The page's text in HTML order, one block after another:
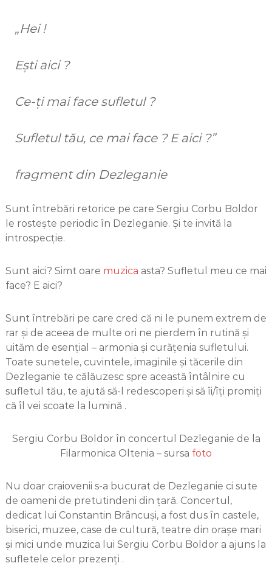
„Hei !
Ești aici ?
Ce-ți mai face sufletul ?
Sufletul tău, ce mai face ? E aici ?”
fragment din Dezleganie
Sunt întrebări retorice pe care Sergiu Corbu Boldor
le rostește periodic în Dezleganie. Și te invită la
introspecție.
Sunt aici? Simt oare muzica asta? Sufletul meu ce mai
face? E aici?
Sunt întrebări pe care cred că ni le punem extrem de
rar și de aceea de multe ori ne pierdem în rutină și
uităm de esențial – armonia și curățenia sufletului.
Toate sunetele, cuvintele, imaginile și tăcerile din
Dezleganie te călăuzesc spre această întâlnire cu
sufletul tău, te ajută să-l redescoperi și să îi/îți promiți
că îl vei scoate la lumină .
Sergiu Corbu Boldor în concertul Dezleganie de la
Filarmonica Oltenia – sursa foto
Nu doar craiovenii s-a bucurat de Dezleganie ci sute
de oameni de pretutindeni din țară. Concertul,
dedicat lui Constantin Brâncuși, a fost dus în castele,
biserici, muzee, case de cultură, teatre din orașe mari
și mici unde muzica lui Sergiu Corbu Boldor a ajuns la
sufletele celor prezenți .